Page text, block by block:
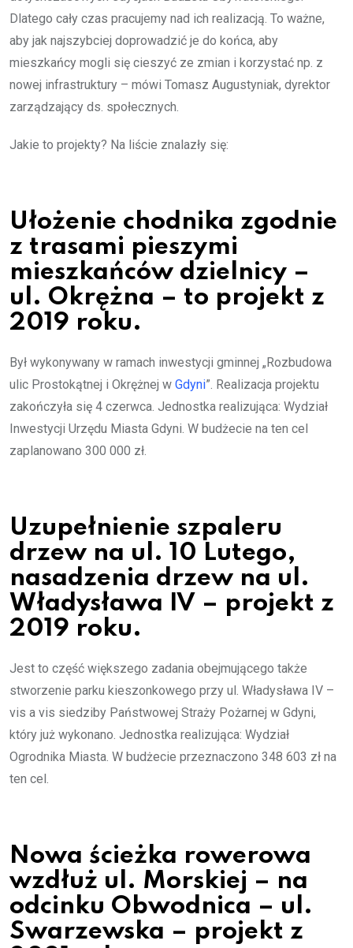
Dlatego cały czas pracujemy nad ich realizacją. To ważne,
aby jak najszybciej doprowadzić je do końca, aby
mieszkańcy mogli się cieszyć ze zmian i korzystać np. z
nowej infrastruktury – mówi Tomasz Augustyniak, dyrektor
zarządzający ds. społecznych.
Jakie to projekty? Na liście znalazły się:
Ułożenie chodnika zgodnie
z trasami pieszymi
mieszkańców dzielnicy –
ul. Okrężna – to projekt z
2019 roku.
Był wykonywany w ramach inwestycji gminnej „Rozbudowa
ulic Prostokątnej i Okrężnej w Gdyni”. Realizacja projektu
zakończyła się 4 czerwca. Jednostka realizująca: Wydział
Inwestycji Urzędu Miasta Gdyni. W budżecie na ten cel
zaplanowano 300 000 zł.
Uzupełnienie szpaleru
drzew na ul. 10 Lutego,
nasadzenia drzew na ul.
Władysława IV – projekt z
2019 roku.
Jest to część większego zadania obejmującego także
stworzenie parku kieszonkowego przy ul. Władysława IV –
vis a vis siedziby Państwowej Straży Pożarnej w Gdyni,
który już wykonano. Jednostka realizująca: Wydział
Ogrodnika Miasta. W budżecie przeznaczono 348 603 zł na
ten cel.
Nowa ścieżka rowerowa
wzdłuż ul. Morskiej – na
odcinku Obwodnica – ul.
Swarzewska – projekt z